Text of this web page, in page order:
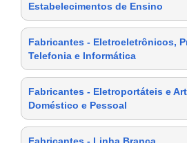
Estabelecimentos de Ensino
Fabricantes - Eletroeletrônicos,
Telefonia e Informática
Fabricantes - Eletroportáteis e
Doméstico e Pessoal